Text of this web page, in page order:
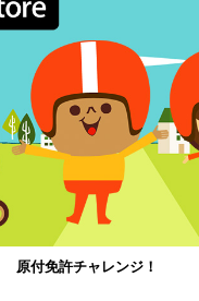
原付免許チャレンジ！